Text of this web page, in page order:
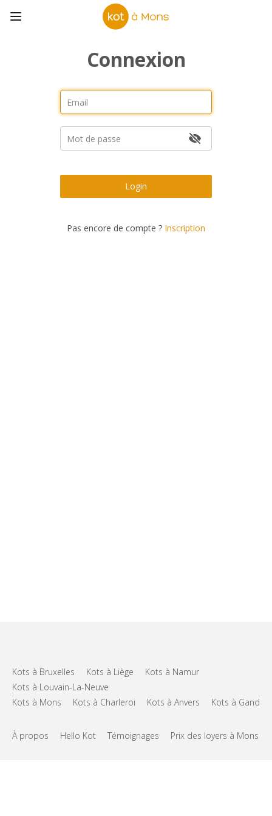
Connexion
Login
Pas encore de compte ? Inscription
Kots à Bruxelles Kots à Liège
Kots à Namur
Kots à Louvain-La-Neuve
Kots à Mons
Kots à Charleroi Kots à Anvers Kots à Gand
À propos Hello Kot Témoignages Prix des loyers à Mons